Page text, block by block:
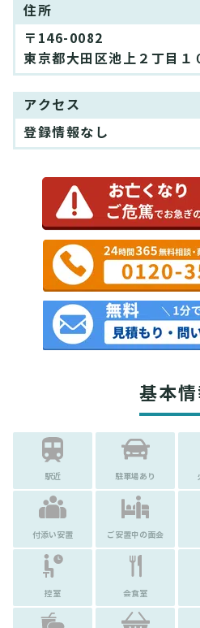
住所
〒146-0082
東京都大田区池上２丁目１
アクセス
登録情報なし
基本
駅近 駐車場あり
付添い安置 ご安置中の面会
控室 会食室